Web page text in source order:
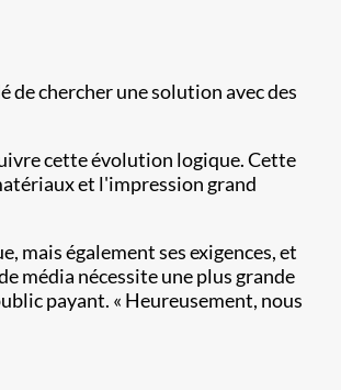
de chercher une solution avec des
cette évolution logique. Cette
et l'impression grand
également ses exigences, et
média nécessite une plus grande
payant. « Heureusement, nous